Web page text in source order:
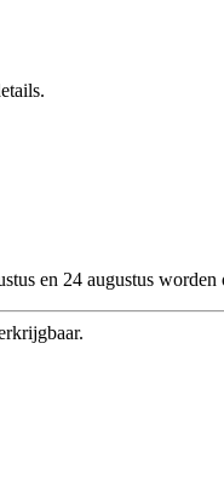
en 24 augustus